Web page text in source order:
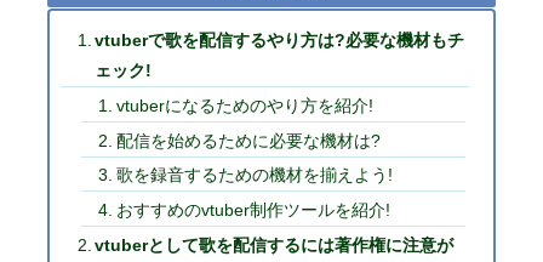
vtuberで歌を配信するやり方は?必要な機材もチ
ェック!
vtuberになるためのやり方を紹介!
配信を始めるために必要な機材は?
歌を録音するための機材を揃えよう!
おすすめのvtuber制作ツールを紹介!
vtuberとして歌を配信するには著作権に注意が